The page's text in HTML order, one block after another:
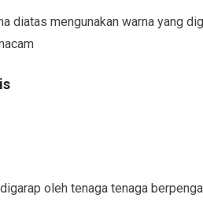
diatas mengunakan warna yang
oleh tenaga tenaga